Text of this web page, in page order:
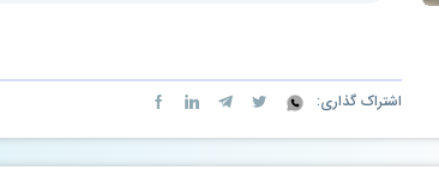
اشتراک گذاری: